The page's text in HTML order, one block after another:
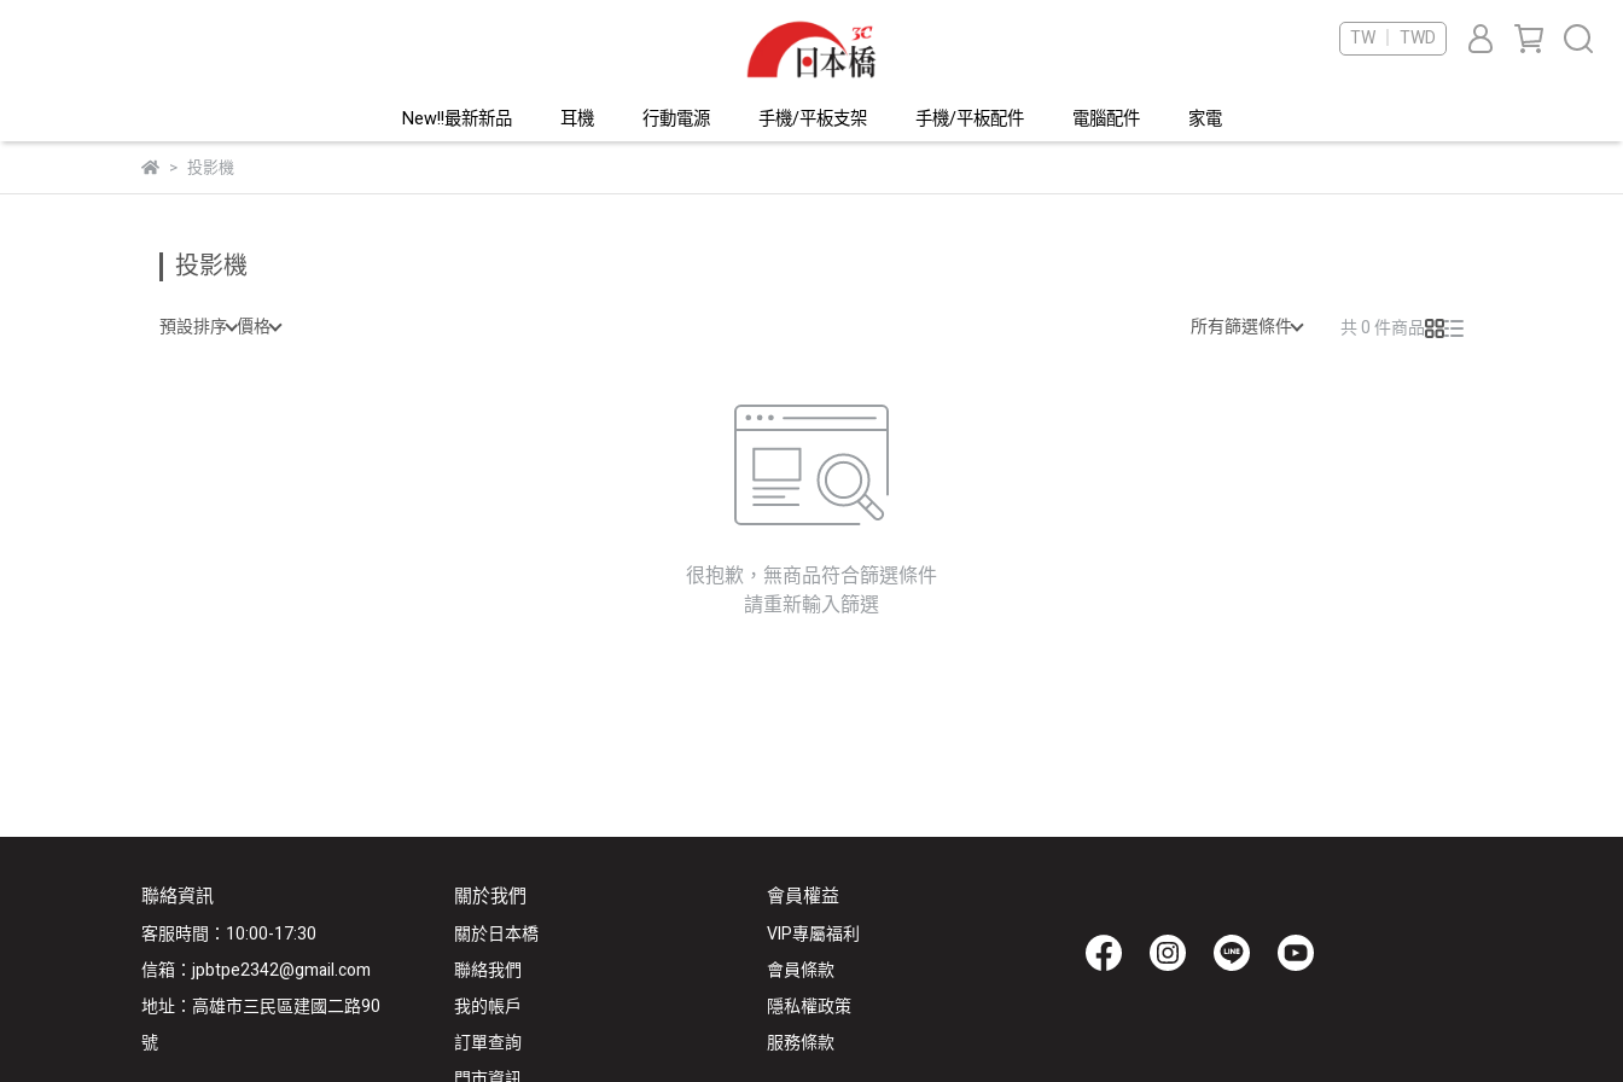
TW ｜ TWD
New!!最新新品 耳機 行動電源 手機/平板支架 手機/平板配件 電腦配件 家電
投影機
投影機
預設排序 價格 所有篩選條件 共 0 件商品
很抱歉，無商品符合篩選條件
請重新輸入篩選
聯絡資訊
客服時間：10:00-17:30
信箱：jpbtpe2342@gmail.com
地址：高雄市三民區建國二路90
號
關於我們
關於日本橋
聯絡我們
我的帳戶
訂單查詢
會員權益
VIP專屬福利
會員條款
隱私權政策
服務條款